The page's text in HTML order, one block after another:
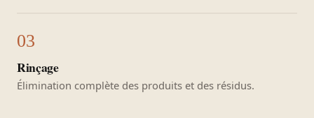
Rinçage
Élimination complète des produits et des résidus.